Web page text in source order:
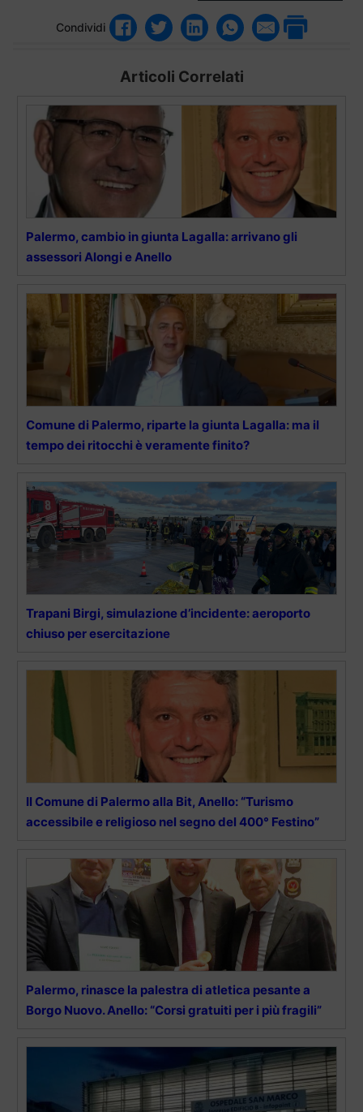
Condividi
Articoli Correlati
Palermo, cambio in giunta Lagalla: arrivano gli
assessori Alongi e Anello
Comune di Palermo, riparte la giunta Lagalla: ma il
tempo dei ritocchi è veramente finito?
Trapani Birgi, simulazione d’incidente: aeroporto
chiuso per esercitazione
Il Comune di Palermo alla Bit, Anello: “Turismo
accessibile e religioso nel segno del 400° Festino”
Palermo, rinasce la palestra di atletica pesante a
Borgo Nuovo. Anello: “Corsi gratuiti per i più fragili”